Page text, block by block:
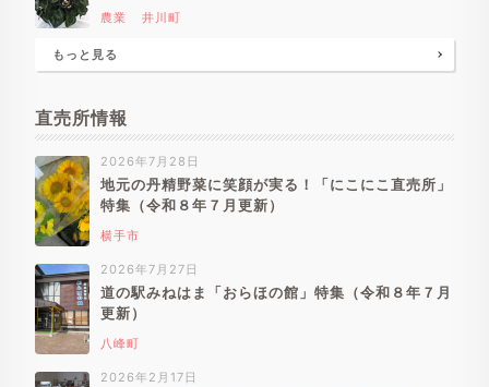
農業 井川町
もっと見る
直売所情報
2026年7月28日
地元の丹精野菜に笑顔が実る！「にこにこ直売所」
特集（令和８年７月更新）
横手市
2026年7月27日
道の駅みねはま「おらほの館」特集（令和８年７月
更新）
八峰町
2026年2月17日